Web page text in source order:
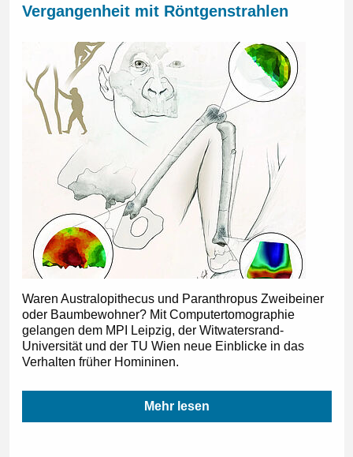
Vergangenheit mit Röntgenstrahlen
Waren Australopithecus und Paranthropus Zweibeiner
oder Baumbewohner? Mit Computertomographie
gelangen dem MPI Leipzig, der Witwatersrand-
Universität und der TU Wien neue Einblicke in das
Verhalten früher Homininen.
Mehr lesen